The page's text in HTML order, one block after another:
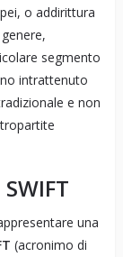
o addirittura
segmento
intrattenuto
e non
una
(acronimo di